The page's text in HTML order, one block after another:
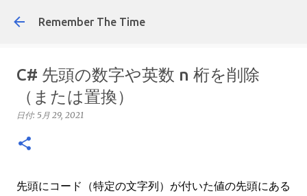
スキップしてメイン コンテンツに
Remember The Time
C# 先頭の数字や英数 n 桁を削除
（または置換）
日付: 5月 29, 2021
先頭にコード（特定の文字列）が付いた値の先頭にある